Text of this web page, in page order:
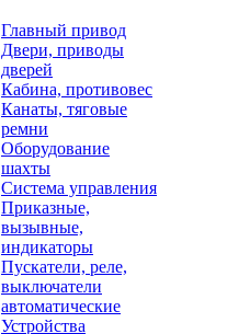
Главный привод
Двери, приводы
дверей
Кабина, противовес
Канаты, тяговые
ремни
Оборудование
шахты
Система управления
Приказные,
вызывные,
индикаторы
Пускатели, реле,
выключатели
автоматические
Устройства